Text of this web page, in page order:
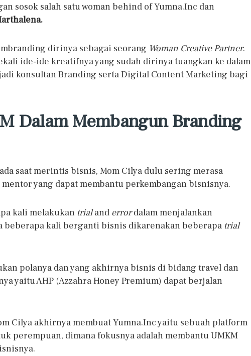
sosok salah satu woman behind of Yumna.Inc dan
dirinya sebagai seorang Woman Creative Partner.
ide-ide kreatifnya yang sudah dirinya tuangkan ke dalam
konsultan Branding serta Digital Content Marketing bagi
Dalam Membangun Branding
saat merintis bisnis, Mom Cilya dulu sering merasa
yang dapat membantu perkembangan bisnisnya.
kali melakukan trialand errordalam menjalankan
beberapa kali berganti bisnis dikarenakan beberapa trial
polanya dan yang akhirnya bisnis di bidang travel dan
yaitu AHP (Azzahra Honey Premium) dapat berjalan
Cilya akhirnya membuat Yumna.Inc yaitu sebuah platform
perempuan, dimana fokusnya adalah membantu UMKM